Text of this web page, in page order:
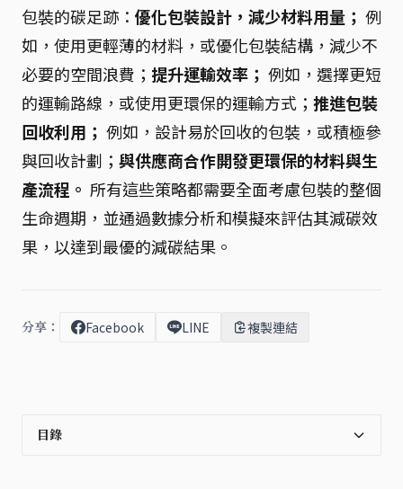
包裝的碳足跡： 優化包裝設計，減少材料用量； 例
如，使用更輕薄的材料，或優化包裝結構，減少不
必要的空間浪費； 提升運輸效率； 例如，選擇更短
的運輸路線，或使用更環保的運輸方式； 推進包裝
回收利用； 例如，設計易於回收的包裝，或積極參
與回收計劃； 與供應商合作開發更環保的材料與生
產流程。 所有這些策略都需要全面考慮包裝的整個
生命週期，並通過數據分析和模擬來評估其減碳效
果，以達到最優的減碳結果。
分享： Facebook LINE 複製連結
目錄